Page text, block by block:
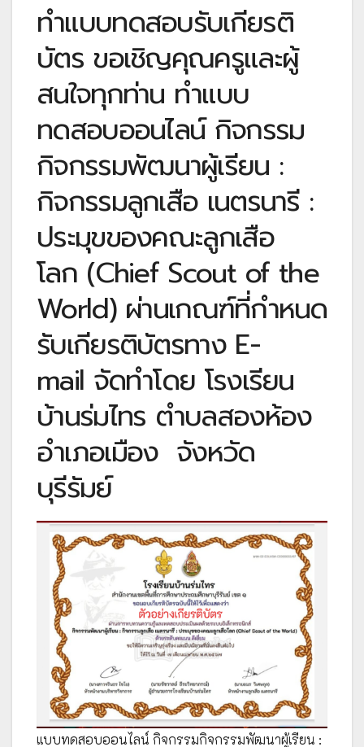
ทำแบบทดสอบรับเกียรติ
บัตร ขอเชิญคุณครูและผู้
สนใจทุกท่าน ทำแบบ
ทดสอบออนไลน์ กิจกรรม
กิจกรรมพัฒนาผู้เรียน :
กิจกรรมลูกเสือ เนตรนารี :
ประมุขของคณะลูกเสือ
โลก (Chief Scout of the
World) ผ่านเกณฑ์ที่กำหนด
รับเกียรติบัตรทาง E-
mail จัดทำโดย โรงเรียน
บ้านร่มไทร ตำบลสองห้อง
อำเภอเมือง จังหวัด
บุรีรัมย์
แบบทดสอบออนไลน์ กิจกรรมกิจกรรมพัฒนาผู้เรียน :